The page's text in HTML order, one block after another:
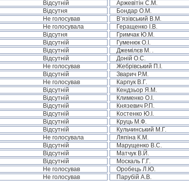
Відсутній Аржевітін С.М.
Відсутня Бондар О.М.
Не голосував В’язівський В.М.
Не голосувала Геращенко І.В.
Відсутня Гримчак Ю.М.
Відсутній Гуменюк О.І.
Відсутній Джемілєв М. .
Відсутній Доній О.С.
Не голосував Жебрівський П.І.
Відсутній Зварич Р.М.
Не голосував Карпук В.Г.
Відсутній Кендзьор Я.М.
Відсутній Клименко О.І.
Відсутній Князевич Р.П.
Відсутній Костенко Ю.І.
Відсутній Круць М.Ф.
Відсутній Кульчинський М.Г.
Не голосувала Ляпіна К.М.
Відсутній Марущенко В.С.
Відсутній Матчук В.Й.
Відсутній Москаль Г.Г.
Не голосував Оробець Л.Ю.
Не голосував Парубій А.В.